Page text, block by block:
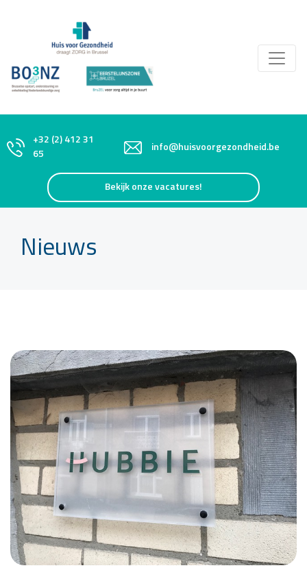
+32 (2) 412 31
65
info@huisvoorgezondheid.be
Bekijk onze vacatures!
Nieuws